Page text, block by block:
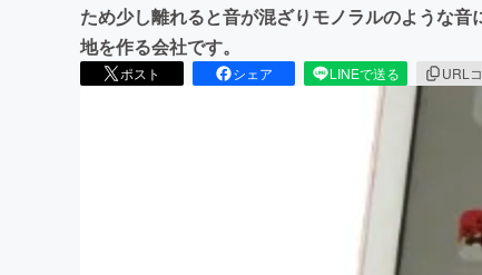
ため少し離れると音が混ざりモノラルのような
地を作る会社です。
ポスト シェア LINEで送る URL